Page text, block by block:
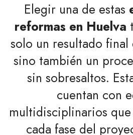
Elegir una de estas
reformas en Huelva
solo un resultado
sino también un
sin sobresaltos.
cuentan con
multidisciplinarios
cada fase del